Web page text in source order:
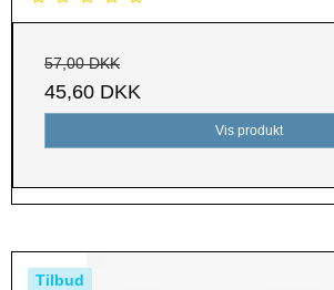
57,00 DKK
45,60 DKK
Vis produkt
Tilbud